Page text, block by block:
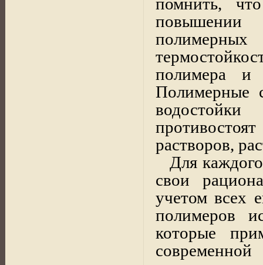
повышении
полимера и
Полимерные
растворов,
Для
свои
учетом всех
полимеров
которые